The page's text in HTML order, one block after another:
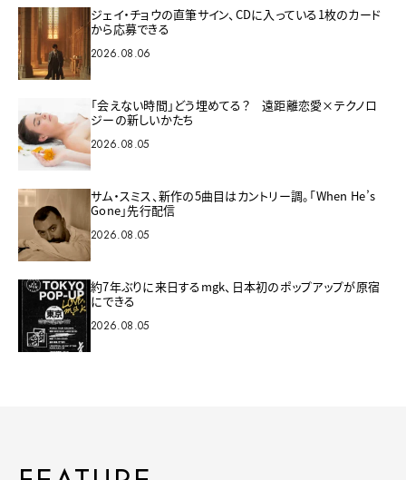
ジェイ・チョウの直筆サイン、CDに入っている1枚のカード
から応募できる
2026.08.06
「会えない時間」どう埋めてる？ 遠距離恋愛×テクノロ
ジーの新しいかたち
2026.08.05
サム・スミス、新作の5曲目はカントリー調。「When He’s
Gone」先行配信
2026.08.05
約7年ぶりに来日するmgk、日本初のポップアップが原宿
にできる
2026.08.05